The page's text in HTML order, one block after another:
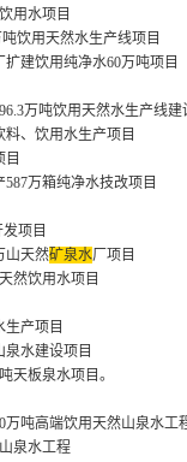
用水项目
饮用天然水生产线项目
建饮用纯净水60万吨项目
万吨饮用天然水生产线建
、饮用水生产项目
目
万箱纯净水技改项目
发项目
山天然矿泉水厂项目
然饮用水项目
产项目
水建设项目
天板泉水项目。
吨高端饮用天然山泉水工
泉水工程